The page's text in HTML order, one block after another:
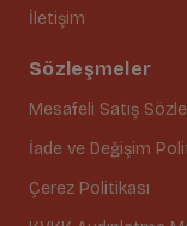
İletişim
Sözleşmeler
Mesafeli Satış
İade ve Değişim
Çerez Politikası